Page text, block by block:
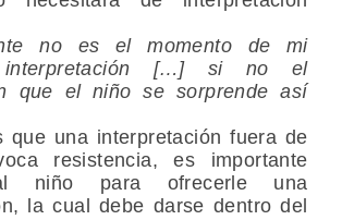
no es el momento de mi
interpretación […] si no el
que el niño se sorprende así
que una interpretación fuera de
resistencia, es importante
niño para ofrecerle una
la cual debe darse dentro del